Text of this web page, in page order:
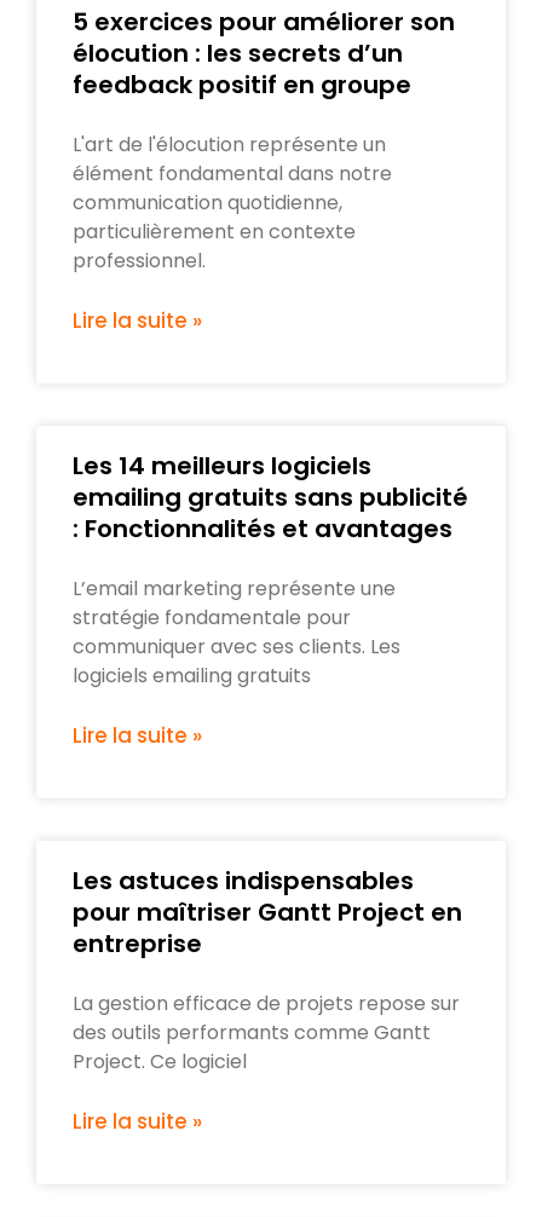
5 exercices pour améliorer son
élocution : les secrets d’un
feedback positif en groupe
L'art de l'élocution représente un
élément fondamental dans notre
communication quotidienne,
particulièrement en contexte
professionnel.
Lire la suite »
Les 14 meilleurs logiciels
emailing gratuits sans publicité
: Fonctionnalités et avantages
L’email marketing représente une
stratégie fondamentale pour
communiquer avec ses clients. Les
logiciels emailing gratuits
Lire la suite »
Les astuces indispensables
pour maîtriser Gantt Project en
entreprise
La gestion efficace de projets repose sur
des outils performants comme Gantt
Project. Ce logiciel
Lire la suite »